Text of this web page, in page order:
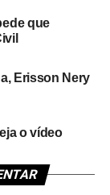
que
Erisson Nery
o vídeo